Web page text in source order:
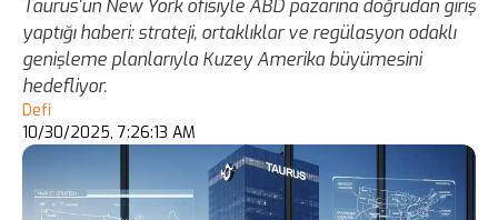
Taurus'un New York ofisiyle ABD pazarına doğrudan giriş
yaptığı haberi: strateji, ortaklıklar ve regülasyon odaklı
genişleme planlarıyla Kuzey Amerika büyümesini
hedefliyor.
Defi
10/30/2025, 7:26:13 AM